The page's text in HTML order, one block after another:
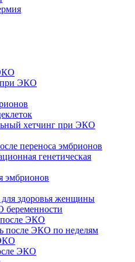
при ЭКО
хетчинг при ЭКО
переноса эмбрионов
генетическая
эмбрионов
для здоровья женщины
ЭКО
после ЭКО по неделям
ЭКО